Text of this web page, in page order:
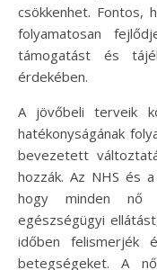
csökkenhet. Fontos,
folyamatosan
támogatást és
érdekében.
A jövőbeli terveik
hatékonyságának
bevezetett
hozzák. Az NHS és
hogy minden nő
egészségügyi
időben felismerjék
betegségeket. A